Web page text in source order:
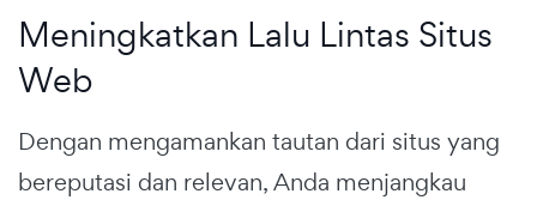
Meningkatkan Lalu Lintas Situs
Web
Dengan mengamankan tautan dari situs yang
bereputasi dan relevan, Anda menjangkau